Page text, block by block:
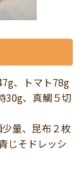
、トマト78g
30g、真鯛５切
量、昆布２枚
じそドレッシ